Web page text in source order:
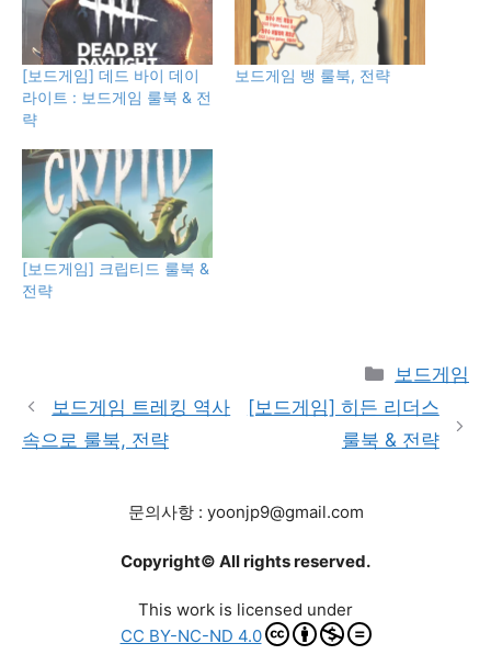
[보드게임] 데드 바이 데이
라이트 : 보드게임 룰북 & 전
략
보드게임 뱅 룰북, 전략
[보드게임] 크립티드 룰북 &
전략
Categories
보드게임
보드게임 트레킹 역사
속으로 룰북, 전략
[보드게임] 히든 리더스
룰북 & 전략
문의사항 : yoonjp9@gmail.com
Copyright© All rights reserved.
This work is licensed under
CC BY-NC-ND 4.0